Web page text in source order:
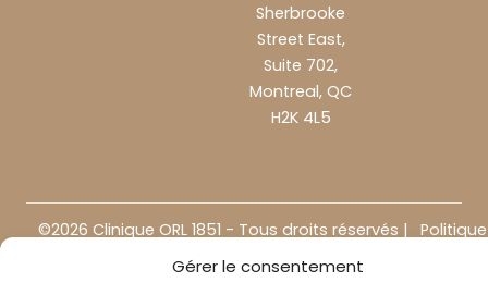
Gérer le consentement
Sherbrooke
Street East,
Suite 702,
Montreal, QC
H2K 4L5
©2026 Clinique ORL 1851 - Tous droits réservés |
Propulsé par
Le Clavier Futé
Politique